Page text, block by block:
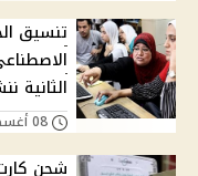
الثانية
شحن